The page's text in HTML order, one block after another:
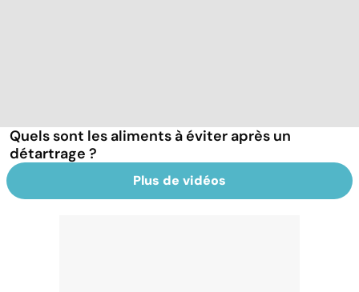
Quels sont les aliments à éviter après un
détartrage ?
Plus de vidéos